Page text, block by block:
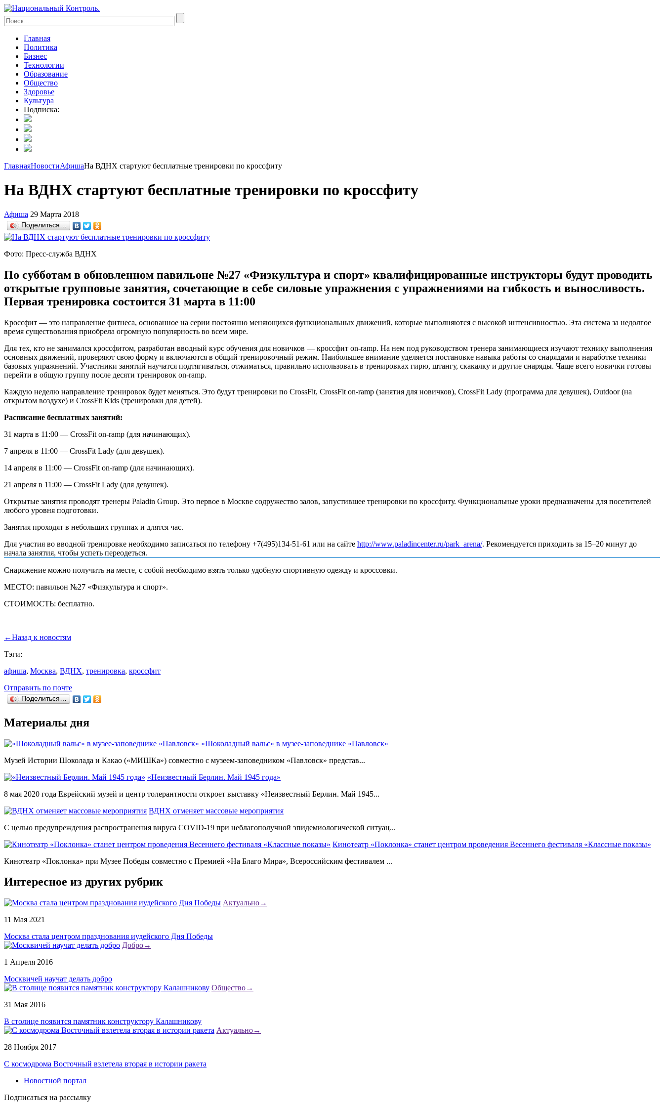
Главная
Политика
Бизнес
Технологии
Образование
Общество
Здоровье
Культура
Подписка:
ГлавнаяНовостиАфишаНа ВДНХ стартуют бесплатные тренировки по кроссфиту
На ВДНХ стартуют бесплатные тренировки по кроссфиту
Афиша 29 Марта 2018
Поделиться…
Фото: Пресс-служба ВДНХ
По субботам в обновленном павильоне №27 «Физкультура и спорт» квалифицированные инструкторы будут проводить
открытые групповые занятия, сочетающие в себе силовые упражнения с упражнениями на гибкость и выносливость.
Первая тренировка состоится 31 марта в 11:00
Кроссфит — это направление фитнеса, основанное на серии постоянно меняющихся функциональных движений, которые выполняются с высокой интенсивностью. Эта система за недолгое
время существования приобрела огромную популярность во всем мире.
Для тех, кто не занимался кроссфитом, разработан вводный курс обучения для новичков — кроссфит on-ramp. На нем под руководством тренера занимающиеся изучают технику выполнения
основных движений, проверяют свою форму и включаются в общий тренировочный режим. Наибольшее внимание уделяется постановке навыка работы со снарядами и наработке техники
базовых упражнений. Участники занятий научатся подтягиваться, отжиматься, правильно использовать в тренировках гирю, штангу, скакалку и другие снаряды. Чаще всего новички готовы
перейти в общую группу после десяти тренировок on-ramp.
Каждую неделю направление тренировок будет меняться. Это будут тренировки по CrossFit, CrossFit on-ramp (занятия для новичков), CrossFit Lady (программа для девушек), Outdoor (на
открытом воздухе) и CrossFit Kids (тренировки для детей).
Расписание бесплатных занятий:
31 марта в 11:00 — CrossFit on-ramp (для начинающих).
7 апреля в 11:00 — CrossFit Lady (для девушек).
14 апреля в 11:00 — CrossFit on-ramp (для начинающих).
21 апреля в 11:00 — CrossFit Lady (для девушек).
Открытые занятия проводят тренеры Paladin Group. Это первое в Москве содружество залов, запустившее тренировки по кроссфиту. Функциональные уроки предназначены для посетителей
любого уровня подготовки.
Занятия проходят в небольших группах и длятся час.
Для участия во вводной тренировке необходимо записаться по телефону +7(495)134-51-61 или на сайте http://www.paladincenter.ru/park_arena/. Рекомендуется приходить за 15–20 минут до
начала занятия, чтобы успеть переодеться.
Снаряжение можно получить на месте, с собой необходимо взять только удобную спортивную одежду и кроссовки.
МЕСТО: павильон №27 «Физкультура и спорт».
СТОИМОСТЬ: бесплатно.
←Назад к новостям
Тэги:
афиша, Москва, ВДНХ, тренировка, кроссфит
Отправить по почте
Поделиться…
Материалы дня
«Шоколадный вальс» в музее-заповеднике «Павловск»
Музей Истории Шоколада и Какао («МИШКа») совместно с музеем-заповедником «Павловск» представ...
«Неизвестный Берлин. Май 1945 года»
8 мая 2020 года Еврейский музей и центр толерантности откроет выставку «Неизвестный Берлин. Май 1945...
ВДНХ отменяет массовые мероприятия
С целью предупреждения распространения вируса COVID-19 при неблагополучной эпидемиологической ситуац...
Кинотеатр «Поклонка» станет центром проведения Весеннего фестиваля «Классные показы»
Кинотеатр «Поклонка» при Музее Победы совместно с Премией «На Благо Мира», Всероссийским фестивалем ...
Интересное из других рубрик
Актуально→
11 Мая 2021
Москва стала центром празднования иудейского Дня Победы
Добро→
1 Апреля 2016
Москвичей научат делать добро
Общество→
31 Мая 2016
В столице появится памятник конструктору Калашникову
Актуально→
28 Ноября 2017
С космодрома Восточный взлетела вторая в истории ракета
Новостной портал
Подписаться на рассылку